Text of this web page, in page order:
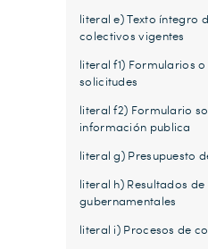
literal e) Texto íntegro
colectivos vigentes
literal f1) Formularios
solicitudes
literal f2) Formulario
información publica
literal g) Presupuesto
literal h) Resultados
gubernamentales
literal i) Procesos de